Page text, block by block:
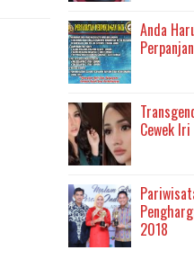
Anda
Cewek Iri
2018